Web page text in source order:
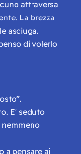
attraversa
La brezza
asciuga.
di volerlo
E’ seduto
nemmeno
a pensare ai